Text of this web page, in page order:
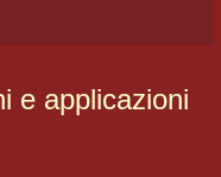
e applicazioni